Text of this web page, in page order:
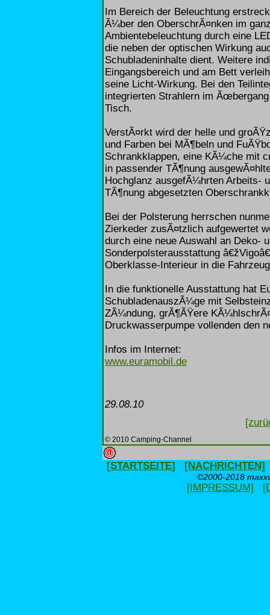
Im Bereich der Beleuchtung
Ã¼ber den OberschrÃ¤nken im
Ambientebeleuchtung durch eine
die neben der optischen Wirkung
Schubladeninhalte dient. Weitere
Eingangsbereich und am Bett
seine Licht-Wirkung. Bei den
integrierten Strahlern im
Tisch.
VerstÃ¤rkt wird der helle und
und Farben bei MÃ¶beln und
Schrankklappen, eine KÃ¼che mit
in passender TÃ¶nung
Hochglanz ausgefÃ¼hrten Arbeits-
TÃ¶nung abgesetzten
Bei der Polsterung herrschen
Zierkeder zusÃ¤tzlich aufgewertet
durch eine neue Auswahl an Deko-
Sonderpolsterausstattung
Oberklasse-Interieur in die
In die funktionelle Ausstattung hat
SchubladenauszÃ¼ge mit
ZÃ¼ndung, grÃ¶ÃŸere
Druckwasserpumpe vollenden den
Infos im Internet:
www.euramobil.de
29.08.10
© 2010 Camping-Channel
[STARTSEITE] [NACHRICHTEN]
©2000-2018
[IMPRESSUM]